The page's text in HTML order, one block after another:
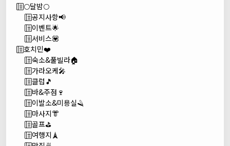
🌕달밤🌕
공지사항📢
이벤트🌟
서비스💟
호치민❤️
숙소&풀빌라🏠
가라오케🎤
클럽🎵
바&주점🍷
이발소&미용실🪒
마사지👘
골프⛳
여행지🗼